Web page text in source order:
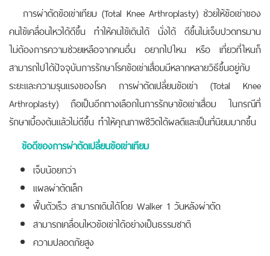
การผ่าตัดข้อเข่าเทียม (Total Knee Arthroplasty) ช่วยให้ข้อเข่าของ
คนไข้เคลื่อนไหวได้ดีขึ้น ทำให้คนไข้เดินได้ นั่งได้ ดีขึ้นไม่เจ็บปวดทรมาน
ไม่ต้องการความช่วยเหลือจากคนอื่น อยากไปไหน หรือ เที่ยวที่ไหนก็
สามารถไปได้ปัจจุบันการรักษาโรคข้อเข่าเสื่อมมีหลากหลายวิธีขึ้นอยู่กับ
ระยะและความรุนแรงของโรค การผ่าตัดเปลี่ยนข้อเข่า (Total Knee
Arthroplasty) ถือเป็นอีกทางเลือกในการรักษาข้อเข่าเสื่อม ในกรณีที่
รักษาเบื้องต้นแล้วไม่ดีขึ้น ทำให้คุณภาพชีวิตได้ผลดีและเป็นที่นิยมมากขึ้น
ข้อดีของการผ่าตัดเปลี่ยนข้อเข่าเทียม
เจ็บน้อยกว่า
แผลผ่าตัดเล็ก
ฟื้นตัวเร็ว สามารถเดินได้โดย Walker 1 วันหลังผ่าตัด
สามารถเคลื่อนไหวข้อเข่าได้อย่างเป็นธรรมชาติ
ความปลอดภัยสูง